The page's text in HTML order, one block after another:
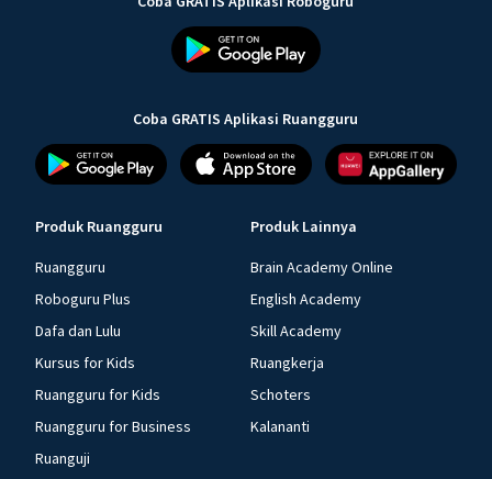
Coba GRATIS Aplikasi Ruangguru
Produk Ruangguru
Ruangguru
Roboguru Plus
Dafa dan Lulu
Kursus for Kids
Ruangguru for Kids
Ruangguru for Business
Ruanguji
Produk Lainnya
Brain Academy Online
English Academy
Skill Academy
Ruangkerja
Schoters
Kalananti